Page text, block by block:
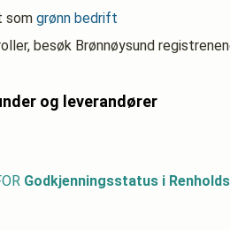
som grønn bedrift
besøk Brønnøysund
og leverandører
Godkjenningsstatus i